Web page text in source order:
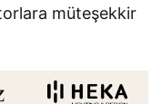
müteşekkir